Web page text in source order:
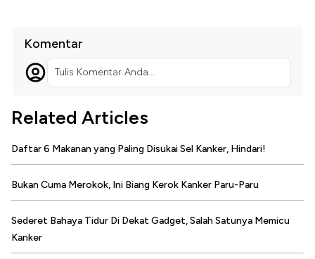
Komentar
Tulis Komentar Anda...
Related Articles
Daftar 6 Makanan yang Paling Disukai Sel Kanker, Hindari!
Bukan Cuma Merokok, Ini Biang Kerok Kanker Paru-Paru
Sederet Bahaya Tidur Di Dekat Gadget, Salah Satunya Memicu
Kanker